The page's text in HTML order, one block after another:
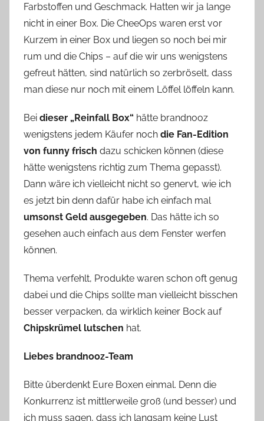
Farbstoffen und Geschmack. Hatten wir ja lange
nicht in einer Box. Die CheeOps waren erst vor
Kurzem in einer Box und liegen so noch bei mir
rum und die Chips – auf die wir uns wenigstens
gefreut hätten, sind natürlich so zerbröselt, dass
man diese nur noch mit einem Löffel löffeln kann.
Bei dieser „Reinfall Box“ hätte brandnooz
wenigstens jedem Käufer noch die Fan-Edition
von funny frisch dazu schicken können (diese
hätte wenigstens richtig zum Thema gepasst).
Dann wäre ich vielleicht nicht so genervt, wie ich
es jetzt bin denn dafür habe ich einfach mal
umsonst Geld ausgegeben. Das hätte ich so
gesehen auch einfach aus dem Fenster werfen
können.
Thema verfehlt, Produkte waren schon oft genug
dabei und die Chips sollte man vielleicht bisschen
besser verpacken, da wirklich keiner Bock auf
Chipskrümel lutschen hat.
Liebes brandnooz-Team
Bitte überdenkt Eure Boxen einmal. Denn die
Konkurrenz ist mittlerweile groß (und besser) und
ich muss sagen, dass ich langsam keine Lust